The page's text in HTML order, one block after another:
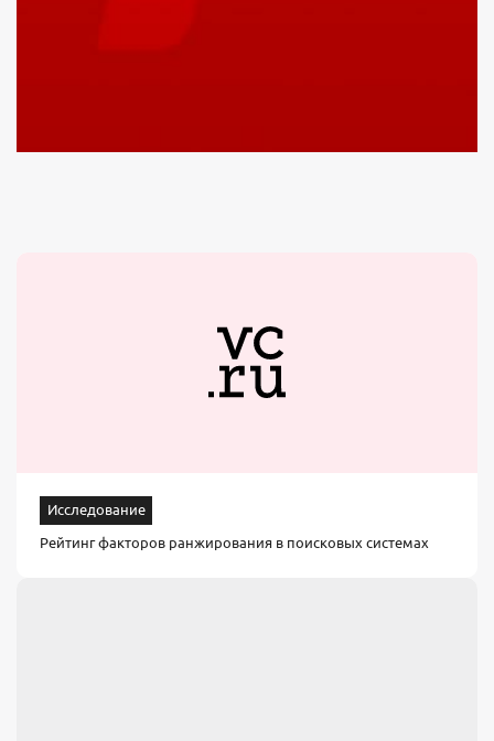
Исследование
Рейтинг факторов ранжирования в поисковых системах